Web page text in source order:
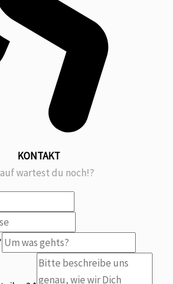
KONTAKT
wartest du noch!?